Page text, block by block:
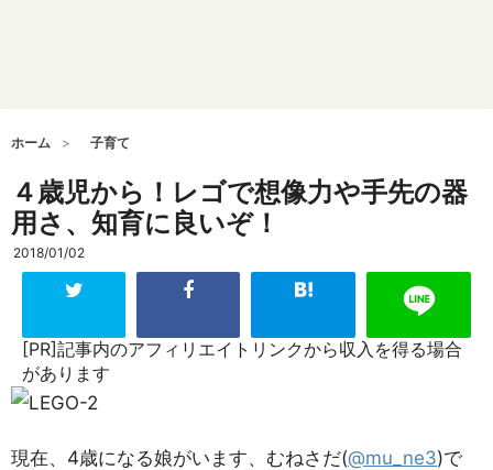
ホーム 子育て
４歳児から！レゴで想像力や手先の器
用さ、知育に良いぞ！
2018/01/02
[PR]記事内のアフィリエイトリンクから収入を得る場合
があります
現在、4歳になる娘がいます、むねさだ(@mu_ne3)で